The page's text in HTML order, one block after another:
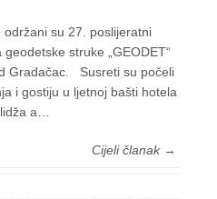
su 27. poslijeratni
struke „GEODET“
Gradačac. Susreti su počeli
i gostiju u ljetnoj bašti hotela
a…
Cijeli članak →